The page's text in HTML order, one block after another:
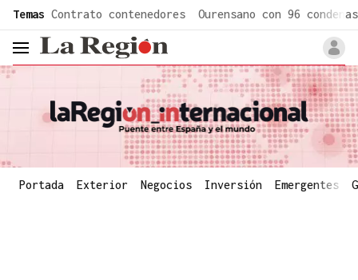
Temas Contrato contenedores Ourensano con 96 condenas
header.menu.open
Portada Exterior Negocios Inversión Emergentes